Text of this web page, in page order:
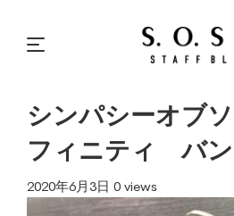
シンパシーオブ
フィニティ バ
2020年6月3日 0 views